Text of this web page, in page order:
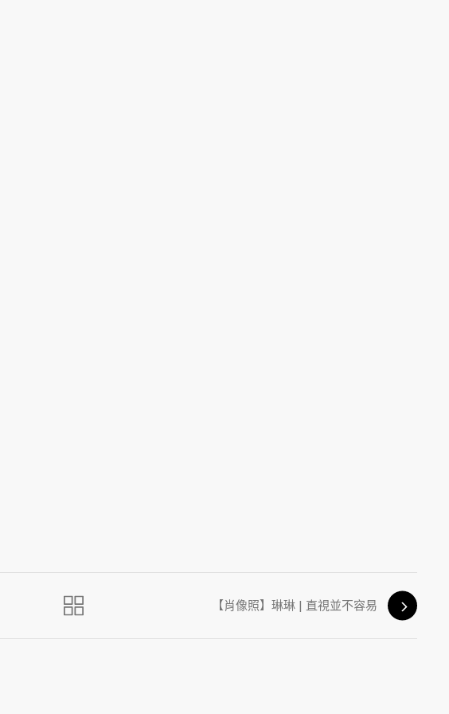
【肖像照】琳琳 | 直視並不容易